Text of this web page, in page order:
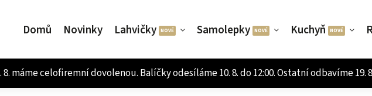
Domů Novinky Lahvičky Samolepky Kuchyň